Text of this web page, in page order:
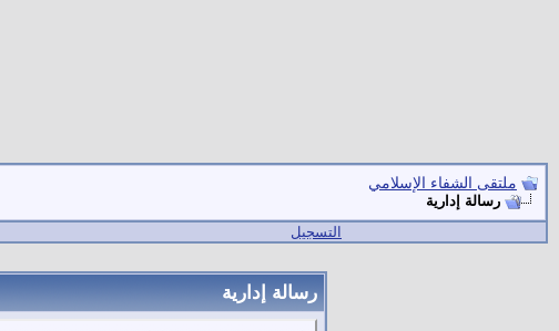
ملتقى الشفاء الإسلامي
رسالة إدارية
التسجيل
رسالة إدارية